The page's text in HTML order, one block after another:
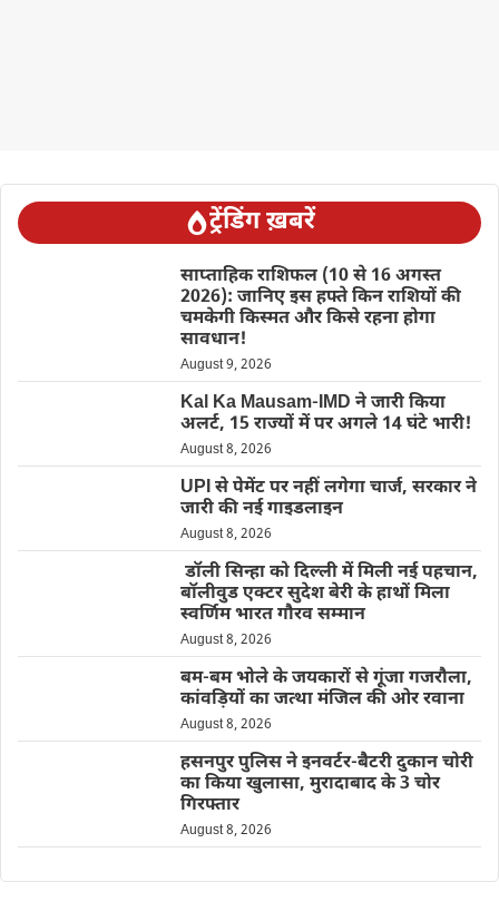
ट्रेंडिंग ख़बरें
साप्ताहिक राशिफल (10 से 16 अगस्त
2026): जानिए इस हफ्ते किन राशियों की
चमकेगी किस्मत और किसे रहना होगा
सावधान!
August 9, 2026
Kal Ka Mausam-IMD ने जारी किया
अलर्ट, 15 राज्यों में पर अगले 14 घंटे भारी!
August 8, 2026
UPI से पेमेंट पर नहीं लगेगा चार्ज, सरकार ने
जारी की नई गाइडलाइन
August 8, 2026
डॉली सिन्हा को दिल्ली में मिली नई पहचान,
बॉलीवुड एक्टर सुदेश बेरी के हाथों मिला
स्वर्णिम भारत गौरव सम्मान
August 8, 2026
बम-बम भोले के जयकारों से गूंजा गजरौला,
कांवड़ियों का जत्था मंजिल की ओर रवाना
August 8, 2026
हसनपुर पुलिस ने इनवर्टर-बैटरी दुकान चोरी
का किया खुलासा, मुरादाबाद के 3 चोर
गिरफ्तार
August 8, 2026